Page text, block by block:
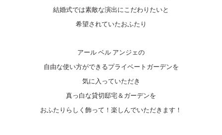
結婚式では素敵な演出にこだわりたいと
希望されていたおふたり
アール ベル アンジェの
自由な使い方ができるプライベートガーデンを
気に入っていただき
真っ白な貸切邸宅＆ガーデンを
おふたりらしく飾って！楽しんでいただきます！